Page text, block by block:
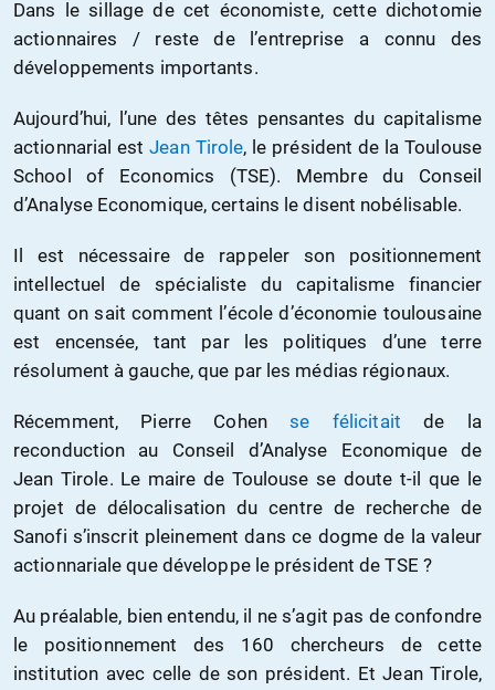
Dans le sillage de cet économiste, cette dichotomie
actionnaires / reste de l’entreprise a connu des
développements importants.
Aujourd’hui, l’une des têtes pensantes du capitalisme
actionnarial estJean Tirole, le président de la Toulouse
School of Economics (TSE). Membre du Conseil
d’Analyse Economique, certains le disent nobélisable.
Il est nécessaire de rappeler son positionnement
intellectuel de spécialiste du capitalisme financier
quant on sait comment l’école d’économie toulousaine
est encensée, tant par les politiques d’une terre
résolument à gauche, que par les médias régionaux.
Récemment, Pierre Cohense félicitait de la
reconduction au Conseil d’Analyse Economique de
Jean Tirole. Le maire de Toulouse se doute t-il que le
projet de délocalisation du centre de recherche de
Sanofi s’inscrit pleinement dans ce dogme de la valeur
actionnariale que développe le président de TSE ?
Au préalable, bien entendu, il ne s’agit pas de confondre
le positionnement des 160 chercheurs de cette
institution avec celle de son président. Et Jean Tirole,